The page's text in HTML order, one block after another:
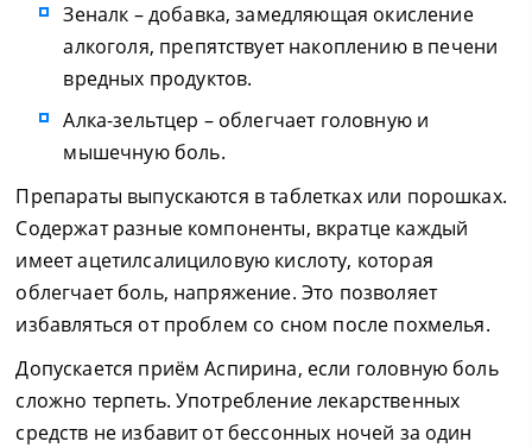
Зеналк – добавка, замедляющая окисление
алкоголя, препятствует накоплению в печени
вредных продуктов.
Алка-зельтцер – облегчает головную и
мышечную боль.
Препараты выпускаются в таблетках или порошках.
Содержат разные компоненты, вкратце каждый
имеет ацетилсалициловую кислоту, которая
облегчает боль, напряжение. Это позволяет
избавляться от проблем со сном после похмелья.
Допускается приём Аспирина, если головную боль
сложно терпеть. Употребление лекарственных
средств не избавит от бессонных ночей за один